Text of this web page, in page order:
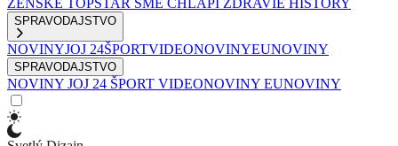
ŽENSKÉ TOPSTAR SME CHLAPI ZDRAVIE HISTORY
SPRAVODAJSTVO
NOVINYJOJ 24ŠPORTVIDEONOVINYEUNOVINY
SPRAVODAJSTVO
NOVINY JOJ 24 ŠPORT VIDEONOVINY EUNOVINY